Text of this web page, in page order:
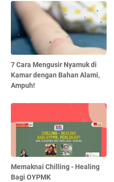
7 Cara Mengusir Nyamuk di
Kamar dengan Bahan Alami,
Ampuh!
Memaknai Chilling - Healing
Bagi OYPMK